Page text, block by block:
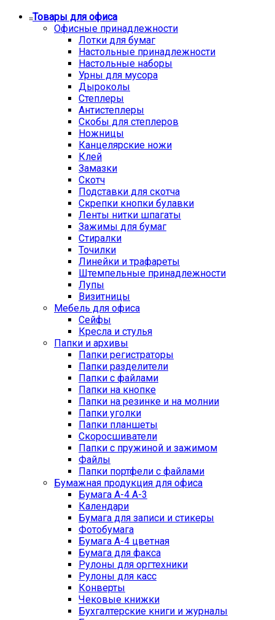
Товары для офиса
Офисные принадлежности
Лотки для бумаг
Настольные принадлежности
Настольные наборы
Урны для мусора
Дыроколы
Степлеры
Антистеплеры
Скобы для степлеров
Ножницы
Канцелярские ножи
Клей
Замазки
Скотч
Подставки для скотча
Скрепки кнопки булавки
Ленты нитки шпагаты
Зажимы для бумаг
Стиралки
Точилки
Линейки и трафареты
Штемпельные принадлежности
Лупы
Визитницы
Мебель для офиса
Сейфы
Кресла и стулья
Папки и архивы
Папки регистраторы
Папки разделители
Папки с файлами
Папки на кнопке
Папки на резинке и на молнии
Папки уголки
Папки планшеты
Скоросшиватели
Папки с пружиной и зажимом
Файлы
Папки портфели с файлами
Бумажная продукция для офиса
Бумага А-4 А-3
Календари
Бумага для записи и стикеры
Фотобумага
Бумага А-4 цветная
Бумага для факса
Рулоны для оргтехники
Рулоны для касс
Конверты
Чековые книжки
Бухгалтерские книги и журналы